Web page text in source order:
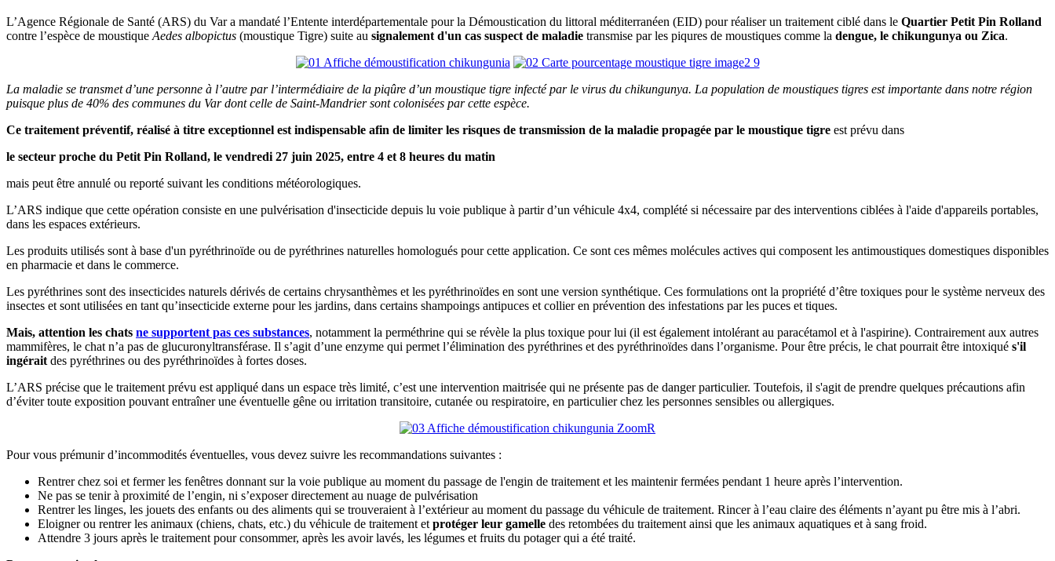
L’Agence Régionale de Santé (ARS) du Var a mandaté l’Entente interdépartementale pour la Démoustication du littoral méditerranéen (EID) pour réaliser un traitement ciblé dans le Quartier Petit Pin Rolland
contre l’espèce de moustique Aedes albopictus (moustique Tigre) suite au signalement d'un cas suspect de maladie transmise par les piqures de moustiques comme la dengue, le chikungunya ou Zica.
La maladie se transmet d’une personne à l’autre par l’intermédiaire de la piqûre d’un moustique tigre infecté par le virus du chikungunya. La population de moustiques tigres est importante dans notre région
puisque plus de 40% des communes du Var dont celle de Saint-Mandrier sont colonisées par cette espèce.
Ce traitement préventif, réalisé à titre exceptionnel est indispensable afin de limiter les risques de transmission de la maladie propagée par le moustique tigre est prévu dans
le secteur proche du Petit Pin Rolland, le vendredi 27 juin 2025, entre 4 et 8 heures du matin
mais peut être annulé ou reporté suivant les conditions météorologiques.
L’ARS indique que cette opération consiste en une pulvérisation d'insecticide depuis lu voie publique à partir d’un véhicule 4x4, complété si nécessaire par des interventions ciblées à l'aide d'appareils portables,
dans les espaces extérieurs.
Les produits utilisés sont à base d'un pyréthrinoïde ou de pyréthrines naturelles homologués pour cette application. Ce sont ces mêmes molécules actives qui composent les antimoustiques domestiques disponibles
en pharmacie et dans le commerce.
Les pyréthrines sont des insecticides naturels dérivés de certains chrysanthèmes et les pyréthrinoïdes en sont une version synthétique. Ces formulations ont la propriété d’être toxiques pour le système nerveux des
insectes et sont utilisées en tant qu’insecticide externe pour les jardins, dans certains shampoings antipuces et collier en prévention des infestations par les puces et tiques.
Mais, attention les chats ne supportent pas ces substances, notamment la perméthrine qui se révèle la plus toxique pour lui (il est également intolérant au paracétamol et à l'aspirine). Contrairement aux autres
mammifères, le chat n’a pas de glucuronyltransférase. Il s’agit d’une enzyme qui permet l’élimination des pyréthrines et des pyréthrinoïdes dans l’organisme. Pour être précis, le chat pourrait être intoxiqué s'il
ingérait des pyréthrines ou des pyréthrinoïdes à fortes doses.
L’ARS précise que le traitement prévu est appliqué dans un espace très limité, c’est une intervention maitrisée qui ne présente pas de danger particulier. Toutefois, il s'agit de prendre quelques précautions afin
d’éviter toute exposition pouvant entraîner une éventuelle gêne ou irritation transitoire, cutanée ou respiratoire, en particulier chez les personnes sensibles ou allergiques.
Pour vous prémunir d’incommodités éventuelles, vous devez suivre les recommandations suivantes :
Rentrer chez soi et fermer les fenêtres donnant sur la voie publique au moment du passage de l'engin de traitement et les maintenir fermées pendant 1 heure après l’intervention.
Ne pas se tenir à proximité de l’engin, ni s’exposer directement au nuage de pulvérisation
Rentrer les linges, les jouets des enfants ou des aliments qui se trouveraient à l’extérieur au moment du passage du véhicule de traitement. Rincer à l’eau claire des éléments n’ayant pu être mis à l’abri.
Eloigner ou rentrer les animaux (chiens, chats, etc.) du véhicule de traitement et protéger leur gamelle des retombées du traitement ainsi que les animaux aquatiques et à sang froid.
Attendre 3 jours après le traitement pour consommer, après les avoir lavés, les légumes et fruits du potager qui a été traité.